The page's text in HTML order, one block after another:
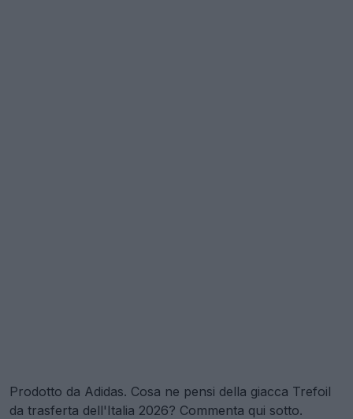
Prodotto da Adidas. Cosa ne pensi della giacca Trefoil
da trasferta dell'Italia 2026? Commenta qui sotto.